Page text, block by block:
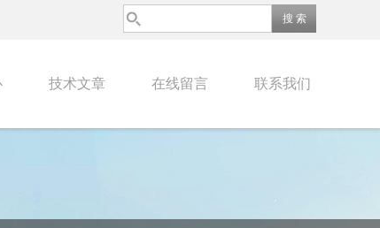
技术文章 在线留言 联系我们